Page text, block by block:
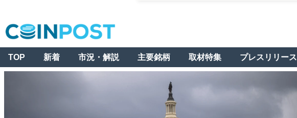
TOP 新着 市況・解説 主要銘柄 取材特集 プレスリリース